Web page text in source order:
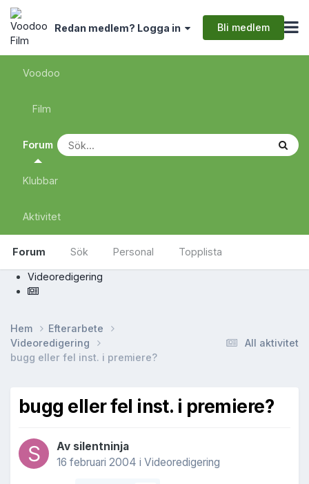
Redan medlem? Logga in Bli medlem
Voodoo
Film
Forum
Forum Sök Personal Topplista
Klubbar
Aktivitet
Videoredigering
All aktivitet
Hem
Efterarbete
Videoredigering
bugg eller fel inst. i premiere?
bugg eller fel inst. i premiere?
Av silentninja
16 februari 2004 i Videoredigering